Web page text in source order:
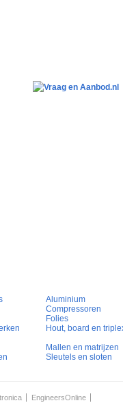
Aluminium
Compressoren
Folies
Hout, board en
Mallen en matrijzen
Sleutels en sloten
EngineersOnline